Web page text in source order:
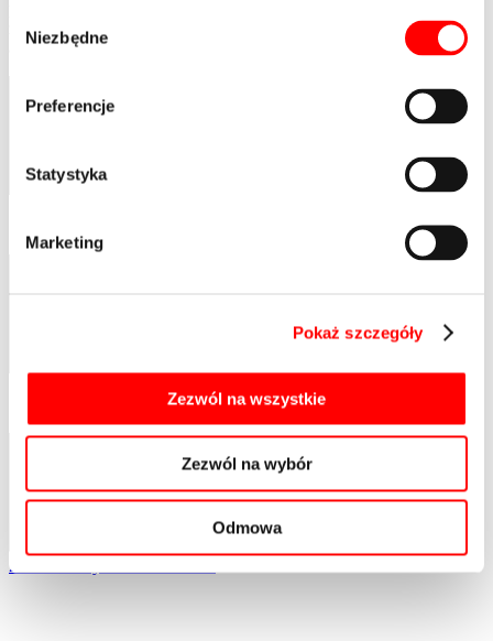
zgody
Niezbędne
Preferencje
Statystyka
Marketing
Pokaż szczegóły
Zezwól na wszystkie
Zezwól na wybór
Odmowa
został zaprojektowany przez wrocławską pracownię
architektoniczną Maćków Pracownia Projektowa.
Zobacz wszystkie aktualności